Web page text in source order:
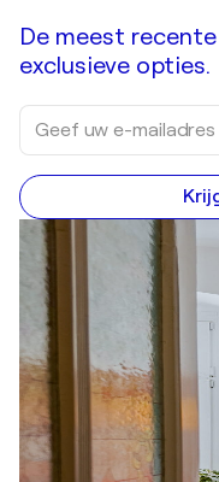
De meest
exclusieve opties.